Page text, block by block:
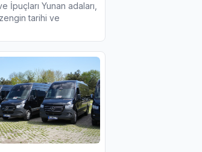
İpuçları Yunan adaları,
tarihi ve